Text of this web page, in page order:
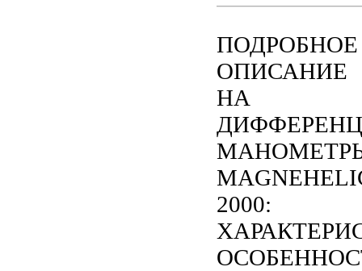
ПОДРОБНОЕ
ОПИСАНИЕ
НА
2000: